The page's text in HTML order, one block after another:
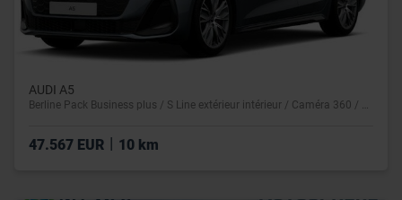
AUDI A5
47.567 EUR | 10 km